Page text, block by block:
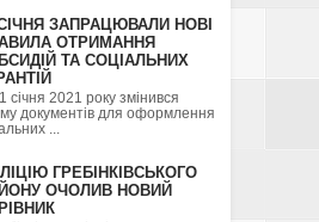
СІЧНЯ ЗАПРАЦЮВАЛИ НОВІ
ОТРИМАННЯ
ТА СОЦІАЛЬНИХ
1 січня 2021 року змінився
документів для оформлення
...
ГРЕБІНКІВСЬКОГО
ОЧОЛИВ НОВИЙ